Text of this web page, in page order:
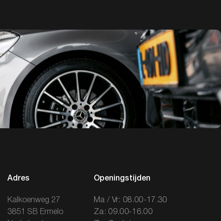
Adres
Kalkoenweg 27
3851 SB Ermelo
Openingstijden
Ma / Vr: 08.00-17.30
Za: 09.00-16.00